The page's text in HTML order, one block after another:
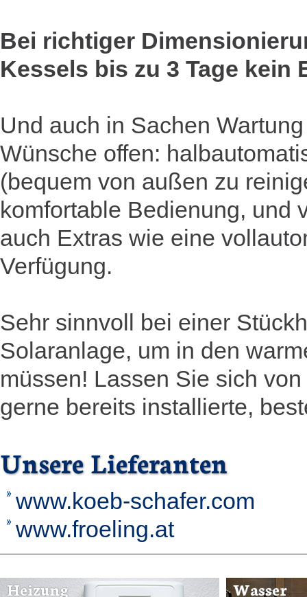
Bei richtiger
Kessels bis zu 3 Tage kein
Und auch in Sachen
Wünsche offen:
(bequem von außen zu
komfortable Bedienung, und
auch Extras wie eine
Verfügung.
Sehr sinnvoll bei einer
Solaranlage, um in den
müssen! Lassen Sie sich
gerne bereits installierte,
Unsere Lieferanten
www.koeb-schafer.com
www.froeling.at
Heizung Wasser